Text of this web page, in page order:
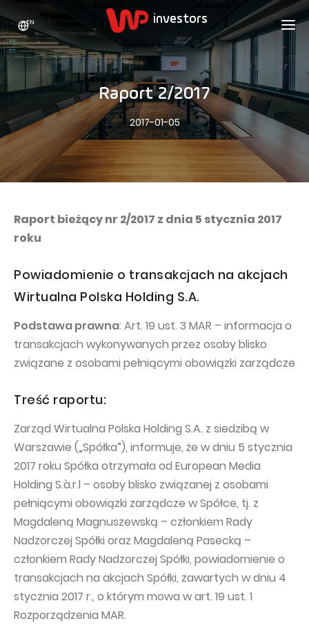
WP HOLDING
ABOUT US
Who we are
Growth strategy
Statistics
The values
Our brands
Press office
CAPITAL GROUP
WP Media
Wakacje.pl
Audioteka Group
Superauto.pl
Totalmoney
Extradom
Wirtualne Media
INVESTORS
SHARES
Stock Quotes
WPL Shares
Dividend Policy
Analysts
Periodic reports
Financial presentations
Prospectus
Press releases
WPH Calendar
CORPORATE GOVERNANCE
Statute
Supervisory Board
ADVERTISING
WP Media
Totalmoney
Extradom
CONTACT
EN
Raport 2/2017
2017-01-05
Raport bieżący nr 2/2017 z dnia 5 stycznia 2017
roku
Powiadomienie o transakcjach na akcjach
Wirtualna Polska Holding S.A.
Podstawa prawna: Art. 19 ust. 3 MAR – informacja o
transakcjach wykonywanych przez osoby blisko
związane z osobami pełniącymi obowiązki zarządcze
Treść raportu:
Zarząd Wirtualna Polska Holding S.A. z siedzibą w
Warszawie („Spółka”), informuje, że w dniu 5 stycznia
2017 roku Spółka otrzymała od European Media
Holding S.à.r.l – osoby blisko związanej z osobami
pełniącymi obowiązki zarządcze w Spółce, tj. z
Magdaleną Magnuszewską – członkiem Rady
Nadzorczej Spółki oraz Magdaleną Pasecką –
członkiem Rady Nadzorczej Spółki, powiadomienie o
transakcjach na akcjach Spółki, zawartych w dniu 4
stycznia 2017 r., o którym mowa w art. 19 ust. 1
Rozporządzenia MAR.